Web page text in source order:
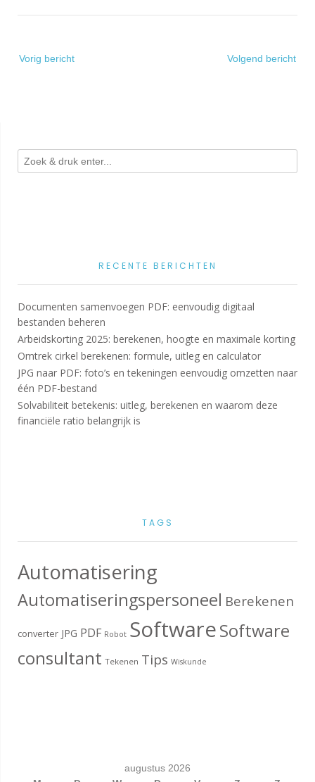
navigatie
Vorig bericht Volgend bericht
RECENTE BERICHTEN
Documenten samenvoegen PDF: eenvoudig digitaal
bestanden beheren
Arbeidskorting 2025: berekenen, hoogte en maximale korting
Omtrek cirkel berekenen: formule, uitleg en calculator
JPG naar PDF: foto’s en tekeningen eenvoudig omzetten naar
één PDF-bestand
Solvabiliteit betekenis: uitleg, berekenen en waarom deze
financiële ratio belangrijk is
TAGS
Automatisering
Automatiseringspersoneel Berekenen
converter JPG PDF Robot SoftwareSoftware
consultant Tekenen Tips Wiskunde
augustus 2026